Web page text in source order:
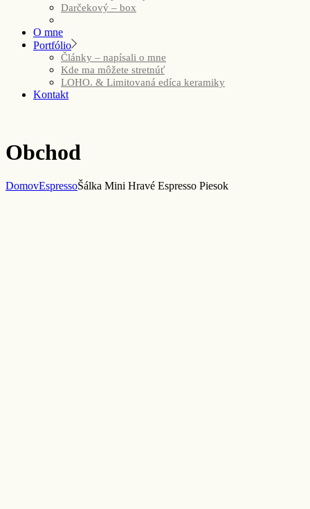
Darčekový – box
O mne
Portfólio
Články – napísali o mne
Kde ma môžete stretnúť
LOHO. & Limitovaná edíca keramiky
Kontakt
Obchod
DomovEspressoŠálka Mini Hravé Espresso Piesok